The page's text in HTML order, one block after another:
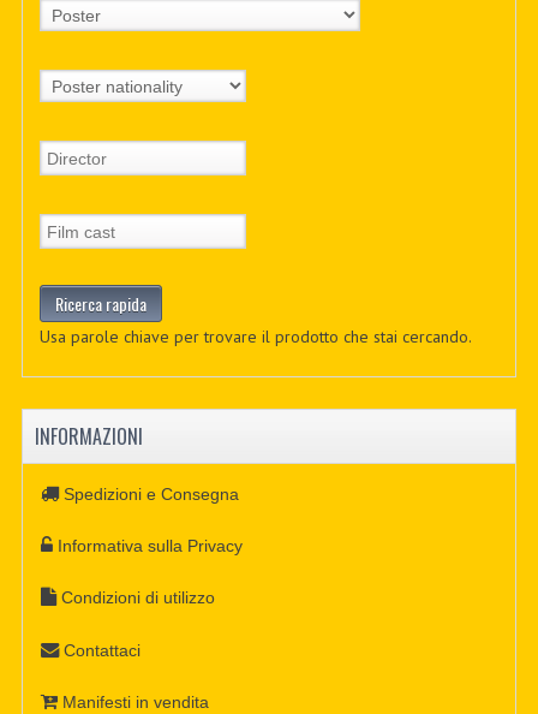
Usa parole chiave per trovare il prodotto che stai cercando.
INFORMAZIONI
Spedizioni e Consegna
Informativa sulla Privacy
Condizioni di utilizzo
Contattaci
Manifesti in vendita